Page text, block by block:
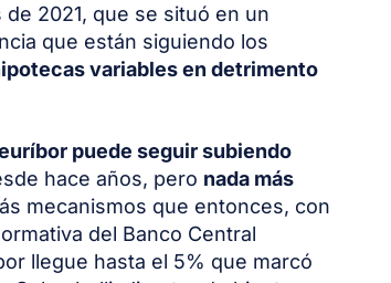
2021, que se situó en un
que están siguiendo los
variables en detrimento
puede seguir subiendo
hace años, pero nada más
mecanismos que entonces, con
del Banco Central
llegue hasta el 5% que marcó